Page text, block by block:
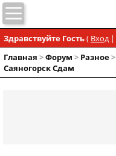
Здравствуйте Гость( Вход|
Главная >Форум > Разное>
Саяногорск Сдам